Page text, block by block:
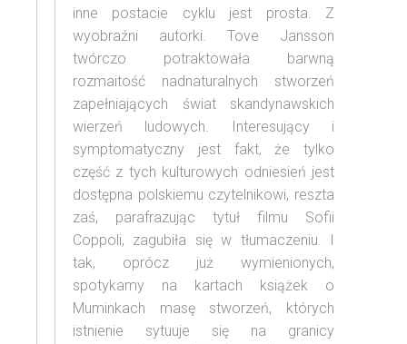
inne postacie cyklu jest prosta. Z
wyobraźni autorki. Tove Jansson
twórczo potraktowała barwną
rozmaitość nadnaturalnych stworzeń
zapełniających świat skandynawskich
wierzeń ludowych. Interesujący i
symptomatyczny jest fakt, że tylko
część z tych kulturowych odniesień jest
dostępna polskiemu czytelnikowi, reszta
zaś, parafrazując tytuł filmu Sofii
Coppoli, zagubiła się w tłumaczeniu. I
tak, oprócz już wymienionych,
spotykamy na kartach książek o
Muminkach masę stworzeń, których
istnienie sytuuje się na granicy